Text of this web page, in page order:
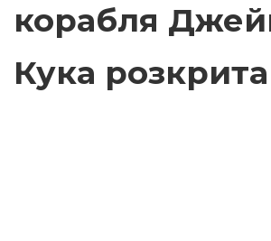
корабля
Кука розкрита